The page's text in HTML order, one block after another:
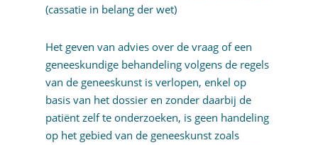
(cassatie in belang der wet)
Het geven van advies over de vraag of een
geneeskundige behandeling volgens de regels
van de geneeskunst is verlopen, enkel op
basis van het dossier en zonder daarbij de
patiënt zelf te onderzoeken, is geen handeling
op het gebied van de geneeskunst zoals